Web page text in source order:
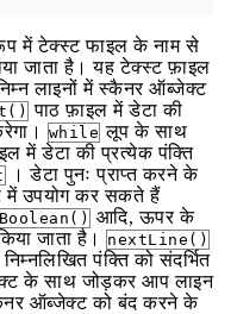
में टेक्स्ट फाइल के नाम से
जाता है। यह टेक्स्ट फ़ाइल
लाइनों में स्कैनर ऑब्जेक्ट
पाठ फ़ाइल में डेटा की
while लूप के साथ
में डेटा की प्रत्येक पंक्ति
। डेटा पुनः प्राप्त करने के
में उपयोग कर सकते हैं
आदि, ऊपर के
जाता है। nextLine()
पंक्ति को संदर्भित
के साथ जोड़कर आप लाइन
ऑब्जेक्ट को बंद करने के